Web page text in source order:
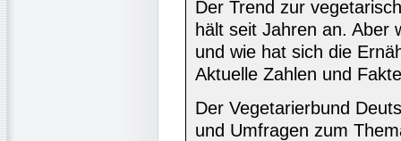
Der Trend zur
hält seit Jahren an. Aber
und wie hat sich die
Aktuelle Zahlen und
Der Vegetarierbund
und Umfragen zum